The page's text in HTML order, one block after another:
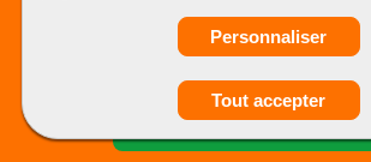
Obtenir ses
coordonnées
Personnaliser
Tout accepter
CDIBTPJOB
Tous droits réservés © 1999 -